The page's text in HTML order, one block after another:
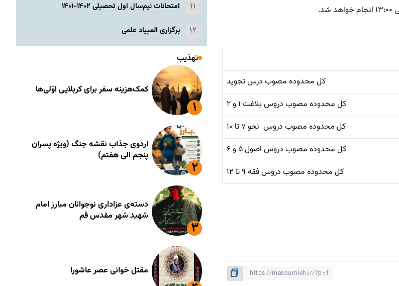
کل محدوده مصوب درس تجوید
کل محدوده مصوب دروس بلاغت ۱ و ۲
کل محدوده مصوب دروس نحو ۷ تا ۱۰
کل محدوده مصوب دروس اصول ۵ و ۶
کل محدوده مصوب دروس فقه ۹ تا ۱۲
امتحانات نیم‌سال اول تحصیلی ۱۴۰۲-۱۴۰۱
برگزاری المپیاد علمی
تهذیب
کمک‌هزینه سفر برای کربلایی اوّلی‌ها
اردوی جذاب نقشه جنگ (ویژه پسران
پنجم الی هفتم)
دسته‌ی عزاداری نوجوانان مبارز امام
شهید شهر مقدس قم
مقتل خوانی عصر عاشورا